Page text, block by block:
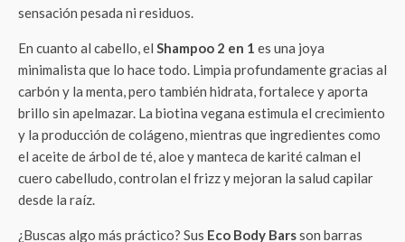
sensación pesada ni residuos.
En cuanto al cabello, el Shampoo 2 en 1 es una joya
minimalista que lo hace todo. Limpia profundamente gracias al
carbón y la menta, pero también hidrata, fortalece y aporta
brillo sin apelmazar. La biotina vegana estimula el crecimiento
y la producción de colágeno, mientras que ingredientes como
el aceite de árbol de té, aloe y manteca de karité calman el
cuero cabelludo, controlan el frizz y mejoran la salud capilar
desde la raíz.
¿Buscas algo más práctico? Sus Eco Body Barsson barras